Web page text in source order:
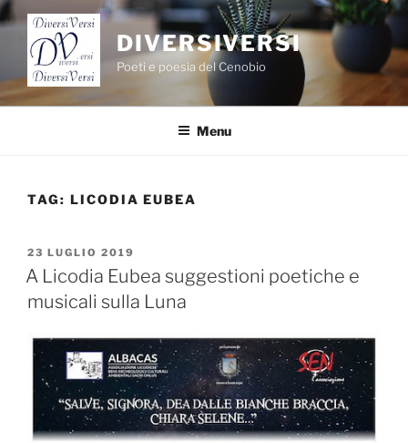
Salta
al
contenuto
DIVERSIVERSI
Poeti e poesia del Cenobio
Menu
TAG: LICODIA EUBEA
PUBBLICATO
IL
23 LUGLIO 2019
A Licodia Eubea suggestioni poetiche e
musicali sulla Luna